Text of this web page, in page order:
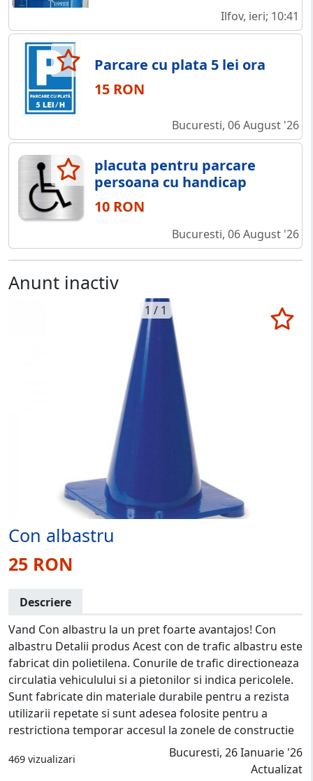
Ilfov, ieri; 10:41
Parcare cu plata 5 lei ora
15 RON
Bucuresti, 06 August '26
placuta pentru parcare
persoana cu handicap
10 RON
Bucuresti, 06 August '26
Anunt inactiv
1 / 1
Con albastru
25 RON
Descriere
Vand Con albastru la un pret foarte avantajos! Con
albastru Detalii produs Acest con de trafic albastru este
fabricat din polietilena. Conurile de trafic directioneaza
circulatia vehiculului si a pietonilor si indica pericolele.
Sunt fabricate din materiale durabile pentru a rezista
utilizarii repetate si sunt adesea folosite pentru a
restrictiona temporar accesul la zonele de constructie
469 vizualizari
Bucuresti, 26 Ianuarie '26
Actualizat